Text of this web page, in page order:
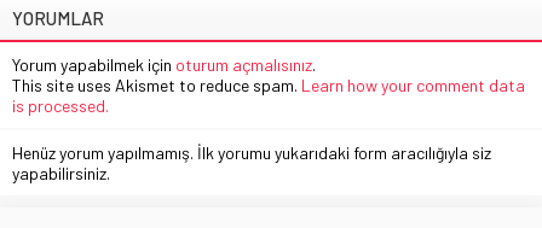
YORUMLAR
Yorum yapabilmek için oturum açmalısınız.
This site uses Akismet to reduce spam. Learn how your comment data
is processed.
Henüz yorum yapılmamış. İlk yorumu yukarıdaki form aracılığıyla siz
yapabilirsiniz.